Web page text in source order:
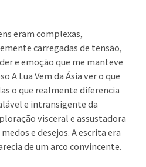
eram complexas,
carregadas de tensão,
e emoção que me manteve
A Lua Vem da Ásia ver o que
o que realmente diferencia
e intransigente da
visceral e assustadora
e desejos. A escrita era
de um arco convincente.